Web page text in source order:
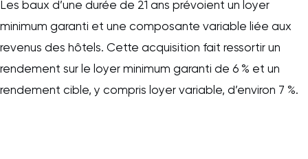
Les baux d’une durée de 21 ans prévoient un loyer
minimum garanti et une composante variable liée aux
revenus des hôtels. Cette acquisition fait ressortir un
rendement sur le loyer minimum garanti de 6 % et un
rendement cible, y compris loyer variable, d’environ 7 %.